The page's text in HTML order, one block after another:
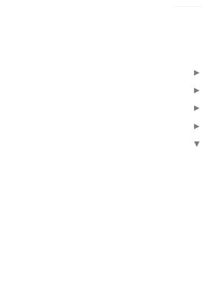
►
►
►
►
▼